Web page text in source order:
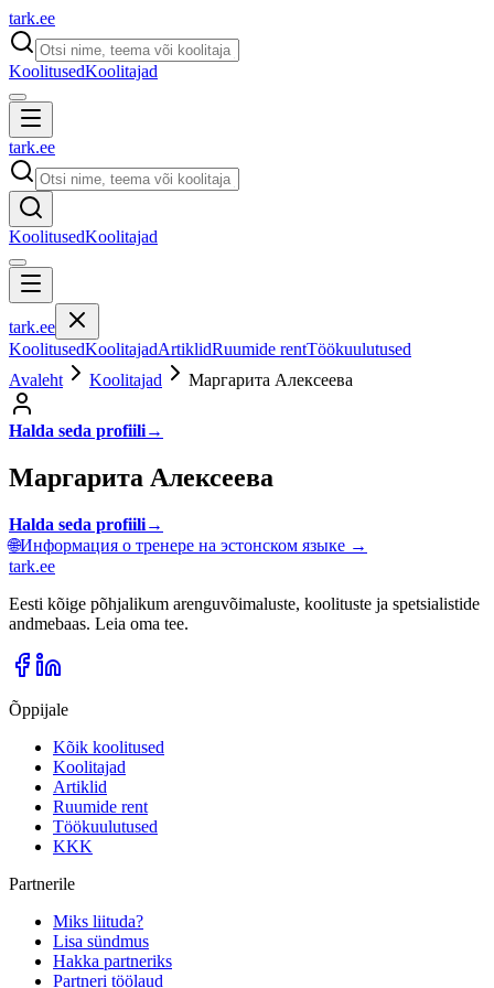
tark.ee
KoolitusedKoolitajad
tark.ee
KoolitusedKoolitajad
tark.ee
KoolitusedKoolitajadArtiklidRuumide rentTöökuulutused
Avaleht
Koolitajad Маргарита Алексеева
Halda seda profiili→
Маргарита Алексеева
Halda seda profiili→
🌐Информация о тренере на эстонском языке →
tark.ee
Eesti kõige põhjalikum arenguvõimaluste, koolituste ja spetsialistide
andmebaas. Leia oma tee.
Õppijale
Kõik koolitused
Koolitajad
Artiklid
Ruumide rent
Töökuulutused
KKK
Partnerile
Miks liituda?
Lisa sündmus
Hakka partneriks
Partneri töölaud